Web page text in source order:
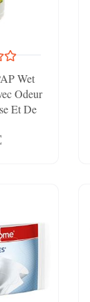
Wet
Odeur
Et De